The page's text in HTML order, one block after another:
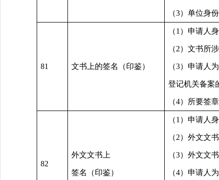
（3）单位身
81 文书上的签名（印鉴）
（1）申请人
（2）文书所
（3）申请人
登记机关备案
（4）所要签
82
外文文书上
签名（印鉴）
（1）申请人
（2）外文文
（3）外文文
（4）申请人